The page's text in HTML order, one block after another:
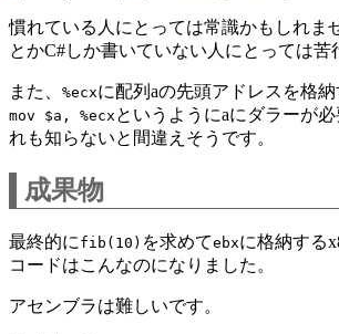
慣れている人にとっては常識かもしれま
とかC#しか書いていない人にとっては苦
また、 %ecxに配列aの先頭アドレスを格納
mov $a, %ecx というようにaにダラーが
れも知らないと間違えそうです。
成果物
最終的に fib(10) を求めてebxに格納する
コードはこんなのになりました。
アセンブラは難しいです。